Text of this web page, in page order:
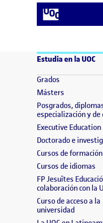
Estudia en la UOC
Grados (se abre en
Másters (se abre
Posgrados,
especialización y
Executive Education
Doctorado e
Cursos de
Cursos de idiomas
FP Jesuïtes
colaboración con la
Curso de acceso a la
universidad(se abre